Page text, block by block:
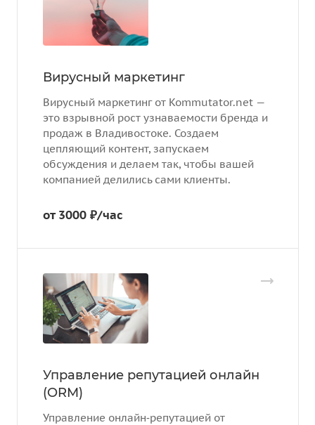
Вирусный маркетинг
Вирусный маркетинг от Kommutator.net —
это взрывной рост узнаваемости бренда и
продаж в Владивостоке. Создаем
цепляющий контент, запускаем
обсуждения и делаем так, чтобы вашей
компанией делились сами клиенты.
от 3000 ₽/час
Управление репутацией онлайн
(ORM)
Управление онлайн‑репутацией от